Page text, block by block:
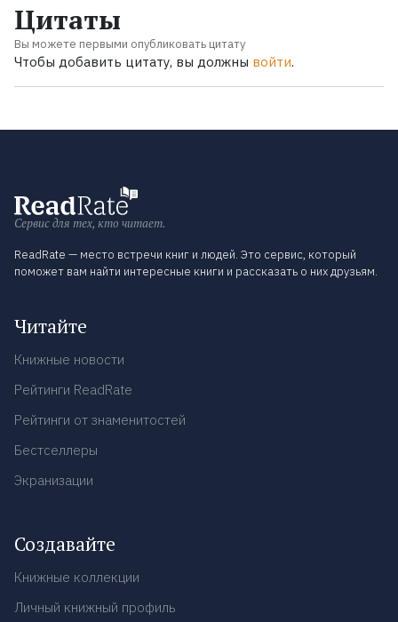
Цитаты
Вы можете первыми опубликовать цитату
Чтобы добавить цитату, вы должны войти.
Сервис для тех, кто читает.
ReadRate — место встречи книг и людей. Это сервис, который
поможет вам найти интересные книги и рассказать о них друзьям.
Читайте
Книжные новости
Рейтинги ReadRate
Рейтинги от знаменитостей
Бестселлеры
Экранизации
Создавайте
Книжные коллекции
Личный книжный профиль